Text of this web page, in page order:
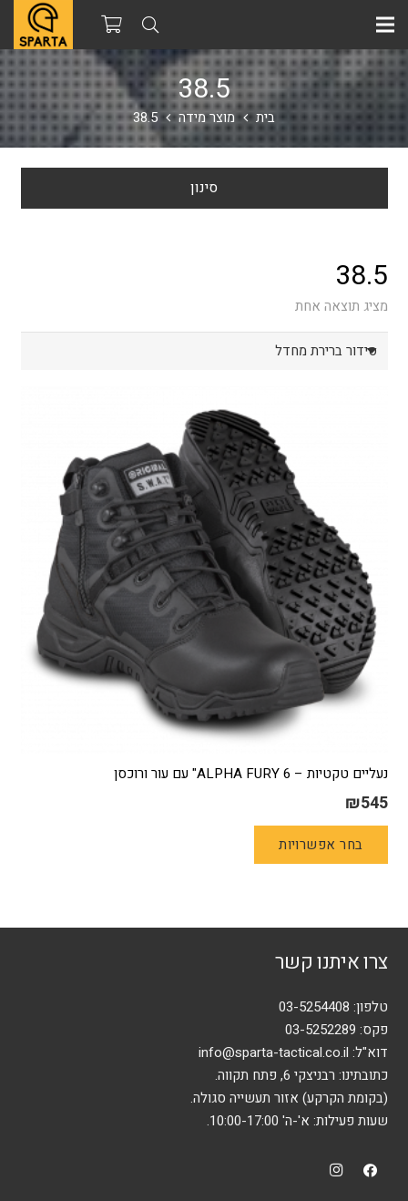
38.5
בית מוצר מידה 38.5
38.5
מציג תוצאה אחת
נעליים טקטיות – ALPHA FURY 6" עם עור ורוכסן
₪545
בחר אפשרויות
המוצר
סינון
צרו איתנו קשר
טלפון: 03-5254408
פקס: 03-5252289
דוא"ל: info@sparta-tactical.co.il
כתובתינו: רבניצקי 6, פתח תקווה.
(בקומת הקרקע) אזור תעשייה סגולה.
שעות פעילות: א'-ה' 10:00-17:00.